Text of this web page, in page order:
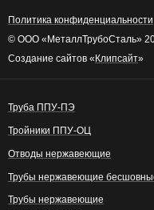
© ООО «МеталлТрубоСталь»
Политика конфиденциальности
Создание сайтов « Клипсайт»
Труба ППУ-ПЭ
Тройники ППУ-ОЦ
Отводы нержавеющие
Трубы нержавеющие
Трубы нержавеющие